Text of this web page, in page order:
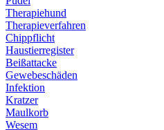
Therapiehund
Therapieverfahren
Chippflicht
Haustierregister
Beißattacke
Gewebeschäden
Infektion
Kratzer
Maulkorb
Wesem